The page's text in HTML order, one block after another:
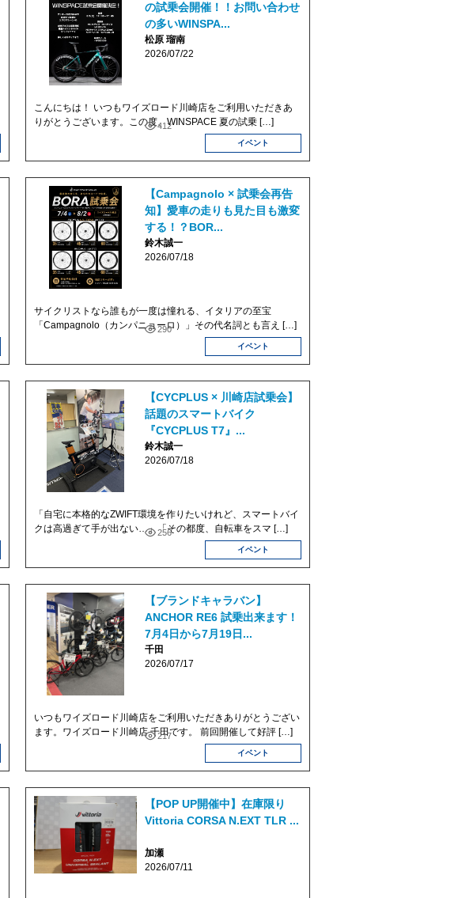
の試乗会開催！！お問い合わせ
の多いWINSPA...
松原 瑠南
2026/07/22
412
イベント
こんにちは！ いつもワイズロード川崎店をご利用いただきあ
りがとうございます。この度、WINSPACE 夏の試乗 […]
【Campagnolo × 試乗会再告
知】愛車の走りも見た目も激変
する！？BOR...
鈴木誠一
2026/07/18
290
イベント
サイクリストなら誰もが一度は憧れる、イタリアの至宝
「Campagnolo（カンパニョーロ）」その代名詞とも言え […]
【CYCPLUS × 川崎店試乗会】
話題のスマートバイク
『CYCPLUS T7』...
鈴木誠一
2026/07/18
256
イベント
「自宅に本格的なZWIFT環境を作りたいけれど、スマートバイ
クは高過ぎて手が出ない…」「その都度、自転車をスマ […]
【ブランドキャラバン】
ANCHOR RE6 試乗出来ます！
7月4日から7月19日...
千田
2026/07/17
217
イベント
いつもワイズロード川崎店をご利用いただきありがとうござい
ます。ワイズロード川崎店 千田です。 前回開催して好評 […]
【POP UP開催中】在庫限り
Vittoria CORSA N.EXT TLR ...
加瀬
2026/07/11